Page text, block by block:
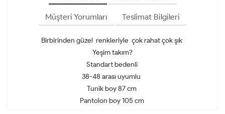
Müşteri Yorumları Teslimat Bilgileri
Birbirinden güzel renkleriyle çok rahat çok şık
Yeşim takım?
Standart bedenli
38-48 arası uyumlu
Tunik boy 87 cm
Pantolon boy 105 cm